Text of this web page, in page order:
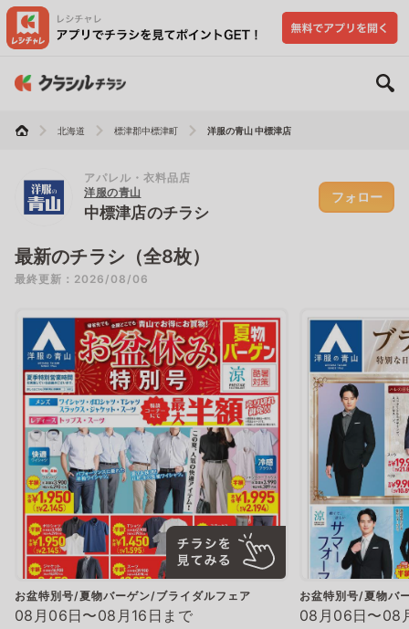
北海道 標津郡中標津町 洋服の青山 中標津店
アパレル・衣料品店
洋服の青山
中標津店のチラシ
フォロー
最新のチラシ（全8枚）
最終更新：2026/08/06
お盆特別号/夏物バーゲン/ブライダルフェア
08月06日〜08月16日まで
お盆特別号/夏物バ
08月06日〜08